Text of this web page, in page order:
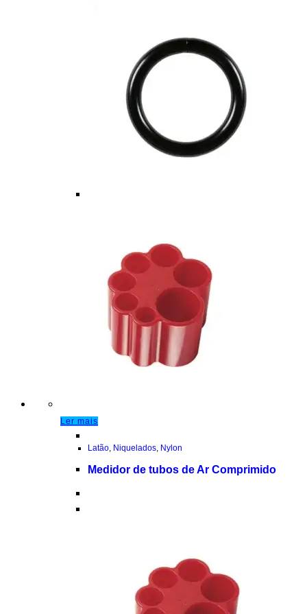
Ler mais
Latão, Niquelados, Nylon
Medidor de tubos de Ar Comprimido